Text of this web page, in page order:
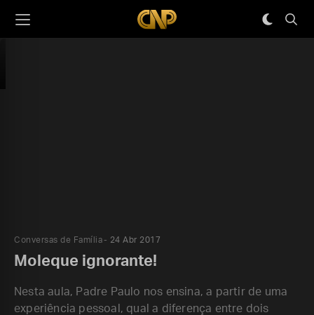
Conversas de Família 24 Abr 2017
Moleque ignorante!
Nesta aula, Padre Paulo nos ensina, a partir de uma
experiência pessoal, qual a diferença entre dois